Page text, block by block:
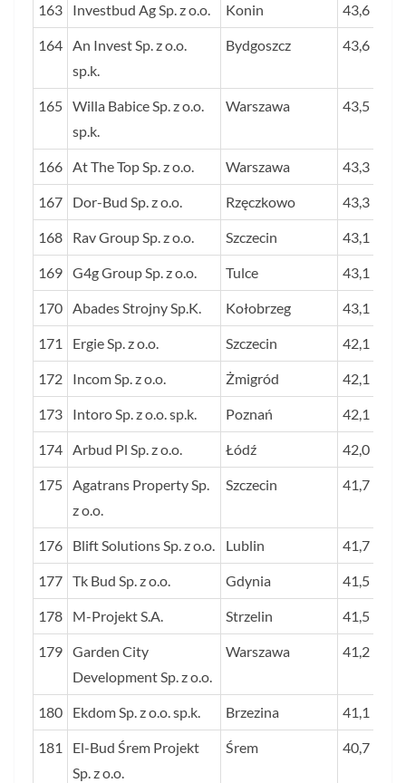
163 Investbud Ag Sp. z o.o. Konin 43,6
164 An Invest Sp. z o.o.
sp.k.
Bydgoszcz 43,6
165 Willa Babice Sp. z o.o.
sp.k.
Warszawa 43,5
166 At The Top Sp. z o.o. Warszawa 43,3
167 Dor-Bud Sp. z o.o. Rzęczkowo 43,3
168 Rav Group Sp. z o.o. Szczecin 43,1
169 G4g Group Sp. z o.o. Tulce 43,1
170 Abades Strojny Sp.K. Kołobrzeg 43,1
171 Ergie Sp. z o.o. Szczecin 42,1
172 Incom Sp. z o.o. Żmigród 42,1
173 Intoro Sp. z o.o. sp.k. Poznań 42,1
174 Arbud Pl Sp. z o.o. Łódź 42,0
175 Agatrans Property Sp.
z o.o.
Szczecin 41,7
176 Blift Solutions Sp. z o.o. Lublin 41,7
177 Tk Bud Sp. z o.o. Gdynia 41,5
178 M-Projekt S.A. Strzelin 41,5
179 Garden City
Development Sp. z o.o.
Warszawa 41,2
180 Ekdom Sp. z o.o. sp.k. Brzezina 41,1
181
El-Bud Śrem Projekt
Sp. z o.o.
Śrem 40,7